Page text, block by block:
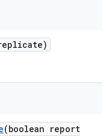
(boolean report